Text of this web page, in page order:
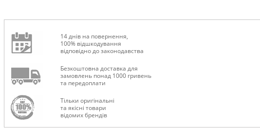
14 днів на повернення,
100% відшкодування
відповідно до законодавства
Безкоштовна доставка для
замовлень понад 1000 гривень
та передоплати
Тільки оригінальні
та якісні товари
відомих брендів